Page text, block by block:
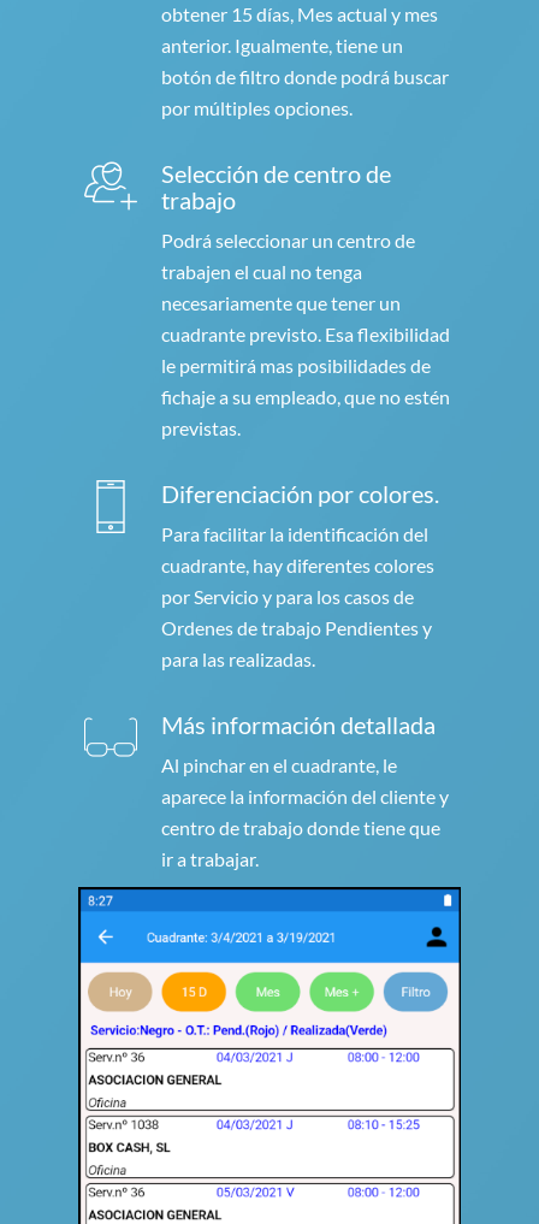
obtener 15 días, Mes actual y mes
anterior. Igualmente, tiene un
botón de filtro donde podrá buscar
por múltiples opciones.
Selección de centro de
trabajo
Podrá seleccionar un centro de
trabajen el cual no tenga
necesariamente que tener un
cuadrante previsto. Esa flexibilidad
le permitirá mas posibilidades de
fichaje a su empleado, que no estén
previstas.
Diferenciación por colores.
Para facilitar la identificación del
cuadrante, hay diferentes colores
por Servicio y para los casos de
Ordenes de trabajo Pendientes y
para las realizadas.
Más información detallada
Al pinchar en el cuadrante, le
aparece la información del cliente y
centro de trabajo donde tiene que
ir a trabajar.